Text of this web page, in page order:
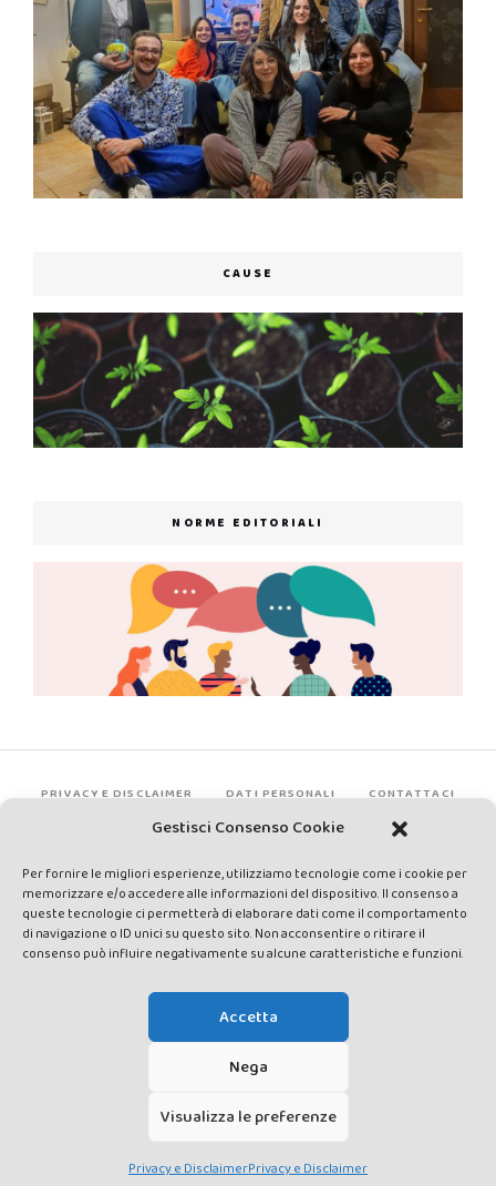
Gestisci Consenso Cookie
Per fornire le migliori esperienze, utilizziamo tecnologie come i cookie per
memorizzare e/o accedere alle informazioni del dispositivo. Il consenso a
queste tecnologie ci permetterà di elaborare dati come il comportamento
di navigazione o ID unici su questo sito. Non acconsentire o ritirare il
consenso può influire negativamente su alcune caratteristiche e funzioni.
Accetta
Nega
Visualizza le preferenze
Privacy e DisclaimerPrivacy e Disclaimer
CAUSE
NORME EDITORIALI
PRIVACY E DISCLAIMER DATI PERSONALI CONTATTACI
rights reserved - Testata registrata presso il Tribunale di Siena con
autorizzazione n°1 del 12/04/2014 - Direttrice Responsabile: Chiara
Cacace - E-mail: direzione@lavaldichiana.it - Editore: Valdichiana
Media Srl – P.IVA e C.F. 01377300528 –
10, Torrita di Siena (SI) - Iscrizione al Registro degli Operatori di